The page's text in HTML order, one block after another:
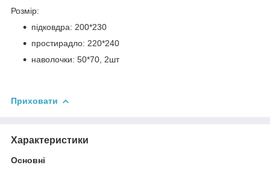
Розмір:
підковдра: 200*230
простирадло: 220*240
наволочки: 50*70, 2шт
Приховати
Характеристики
Основні